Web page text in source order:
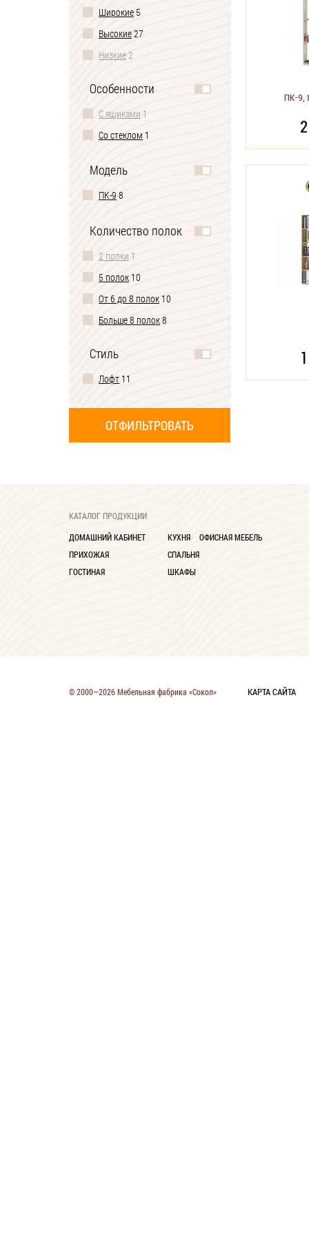
Широкие 5
Высокие27
Низкие2
Особенности
С ящиками 1
Со стеклом 1
Модель
ПК-9 8
Количество полок
2 полки 1
5 полок 10
От 6 до 8 полок 10
Больше 8 полок8
Стиль
Лофт 11
ПК-9,
КАТАЛОГ ПРОДУКЦИИ
ДОМАШНИЙ КАБИНЕТ
ПРИХОЖАЯ
ГОСТИНАЯ
КУХНЯ
СПАЛЬНЯ
ШКАФЫ
ОФИСНАЯ МЕБЕЛЬ
© 2000—2026 Мебельная фабрика «Сокол» КАРТА САЙТА